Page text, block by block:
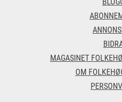
MAGASINET
OM